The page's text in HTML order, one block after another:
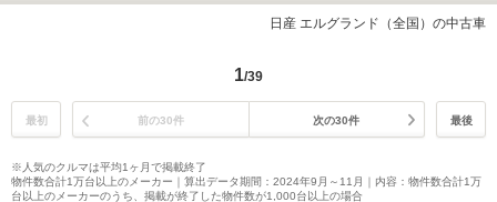
日産 エルグランド（全国）の中古車
1/39
最初 前の30件 次の30件 最後
※人気のクルマは平均1ヶ月で掲載終了
物件数合計1万台以上のメーカー｜算出データ期間：2024年9月～11月｜内容：物件数合計1万
台以上のメーカーのうち、掲載が終了した物件数が1,000台以上の場合